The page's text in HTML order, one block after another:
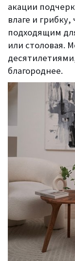
акации
влаге и
подходящим
или столовая.
благороднее.